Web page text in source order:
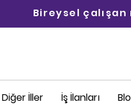
Diğer İller İş İlanları
Bireysel